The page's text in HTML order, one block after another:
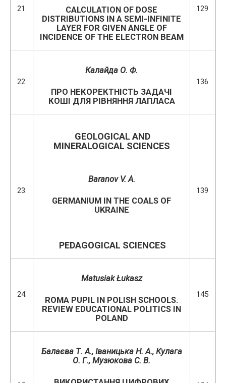
21.
CALCULATION OF DOSE
DISTRIBUTIONS IN A SEMI-INFINITE
LAYER FOR GIVEN ANGLE OF
INCIDENCE OF THE ELECTRON BEAM
129
22.
Калайда О. Ф.
ПРО НЕКОРЕКТНІСТЬ ЗАДАЧІ
КОШІ ДЛЯ РІВНЯННЯ ЛАПЛАСА
136
GEOLOGICAL AND
MINERALOGICAL SCIENCES
23.
Baranov V. A.
GERMANIUM IN THE COALS OF
UKRAINE
139
PEDAGOGICAL SCIENCES
24.
Matusiak Łukasz
ROMA PUPIL IN POLISH SCHOOLS.
REVIEW EDUCATIONAL POLITICS IN
POLAND
145
Балаєва Т. А., Іваницька Н. А., Кулага
О. Г., Музюкова С. В.